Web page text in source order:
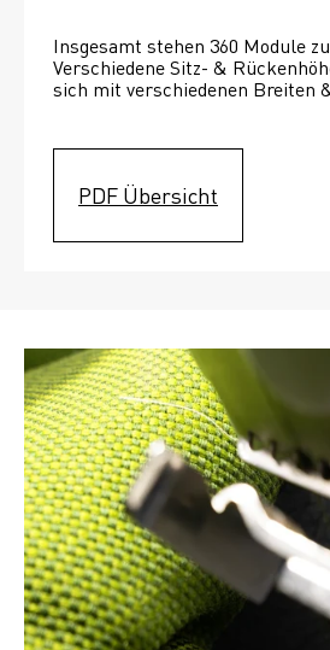
Insgesamt stehen 360 Module
Verschiedene Sitz- &
sich mit verschiedenen Breiten
PDF Übersicht